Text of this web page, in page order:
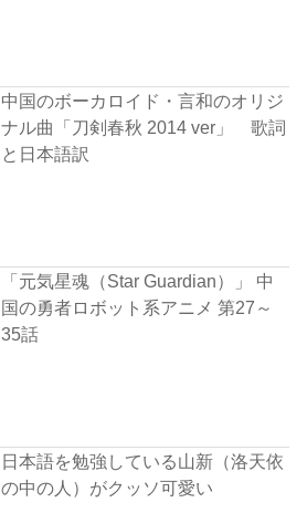
中国のボーカロイド・言和のオリジ
ナル曲「刀剣春秋 2014 ver」 歌詞
と日本語訳
「元気星魂（Star Guardian）」 中
国の勇者ロボット系アニメ 第27～
35話
日本語を勉強している山新（洛天依
の中の人）がクッソ可愛い